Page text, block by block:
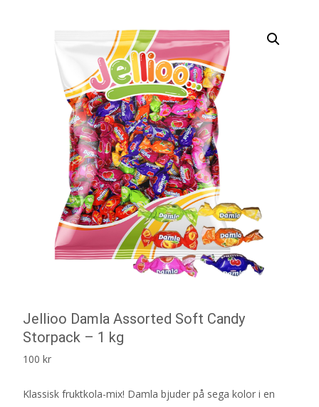
Jellioo Damla Assorted Soft Candy
Storpack – 1 kg
100 kr
Klassisk fruktkola-mix! Damla bjuder på sega kolor i en